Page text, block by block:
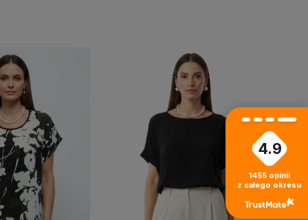
4.9
1455 opinii
z całego okresu